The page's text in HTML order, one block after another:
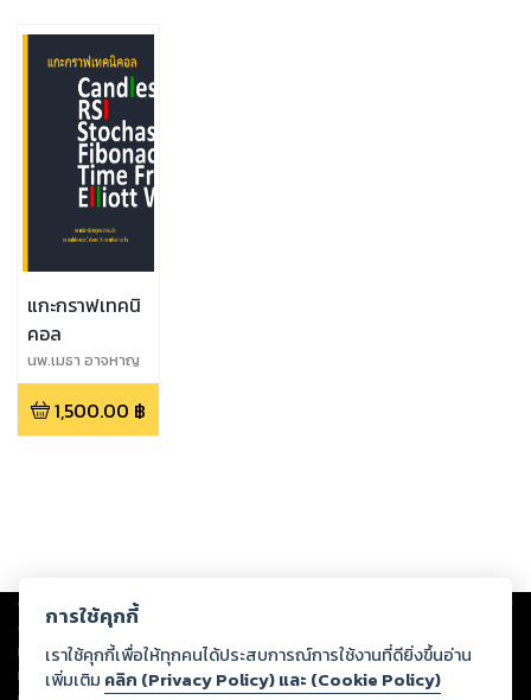
แกะกราฟเทคนิ
คอล
นพ.เมธา อาจหาญ
1,500.00 ฿
Copyright © 2026
ต่อผลงานหรือเนื้อหาใดที่อัปโหลดผ่านเว็บไซต์และปรากฏว่าละเมิดสิทธิใน
ทรัพย์สินทางปัญญาของบุคคลอื่นหรือขัดต่อกฎหมายและศีลธรรม ดังนั้น ผู้อ่าน
ทุกท่านโปรดใช้วิจารณญาณในการกลั่นกรองด้วยตนเอง และหากท่านพบว่าส่วน
การใช้คุกกี้
เราใช้คุกกี้เพื่อให้ทุกคนได้ประสบการณ์การใช้งานที่ดียิ่งขึ้นอ่าน
เพิ่มเติม คลิก (Privacy Policy) และ (Cookie Policy)